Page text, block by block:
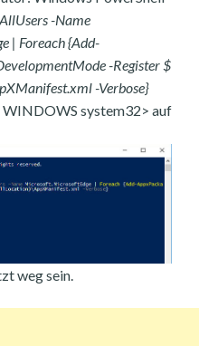
-Name
| Foreach {Add-
-Register $
-Verbose}
WINDOWS system32> auf
weg sein.